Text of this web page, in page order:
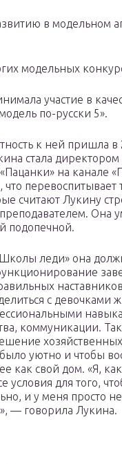
в модельном
модельных
участие в
по-русски 5».
к ней пришла в
стала
на канале
что перевоспитывает
считают Лукину
Она
подопечной.
леди» она
с девочками
коммуникации.
уютно и чтобы
как свой дом. «Я,
условия для того,
и у меня просто
— говорила Лукина.